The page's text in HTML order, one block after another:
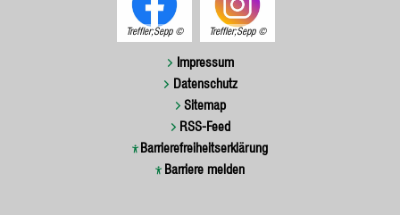
Treffler;Sepp Treffler;Sepp
Impressum
Datenschutz
Sitemap
RSS-Feed
Barrierefreiheitserklärung
Barriere melden